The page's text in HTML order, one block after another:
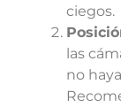
ciegos.
las
no